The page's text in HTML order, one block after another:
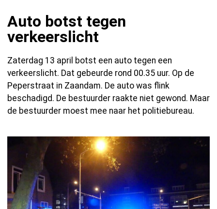
Auto botst tegen
verkeerslicht
Zaterdag 13 april botst een auto tegen een
verkeerslicht. Dat gebeurde rond 00.35 uur. Op de
Peperstraat in Zaandam. De auto was flink
beschadigd. De bestuurder raakte niet gewond. Maar
de bestuurder moest mee naar het politiebureau.